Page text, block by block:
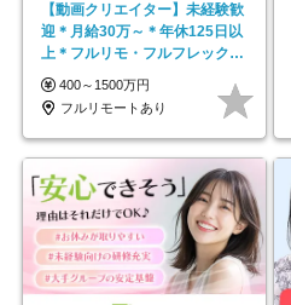
【動画クリエイター】未経験歓
迎＊月給30万～＊年休125日以
上＊フルリモ・フルフレックス
◆10名の採用が決定◆
400～1500万円
フルリモートあり